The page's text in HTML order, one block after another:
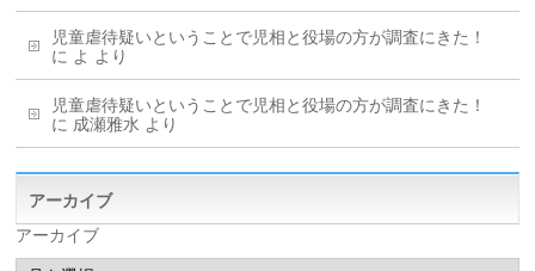
児童虐待疑いということで児相と役場の方が調査にきた！
に よ より
児童虐待疑いということで児相と役場の方が調査にきた！
に 成瀬雅水 より
アーカイブ
アーカイブ